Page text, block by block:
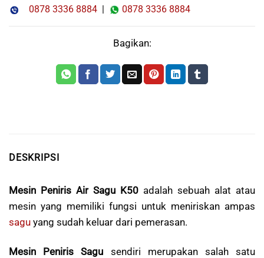
0878 3336 8884 | 0878 3336 8884
Bagikan:
DESKRIPSI
Mesin Peniris Air Sagu K50 adalah sebuah alat atau
mesin yang memiliki fungsi untuk meniriskan ampas
sagu yang sudah keluar dari pemerasan.
Mesin Peniris Sagu sendiri merupakan salah satu